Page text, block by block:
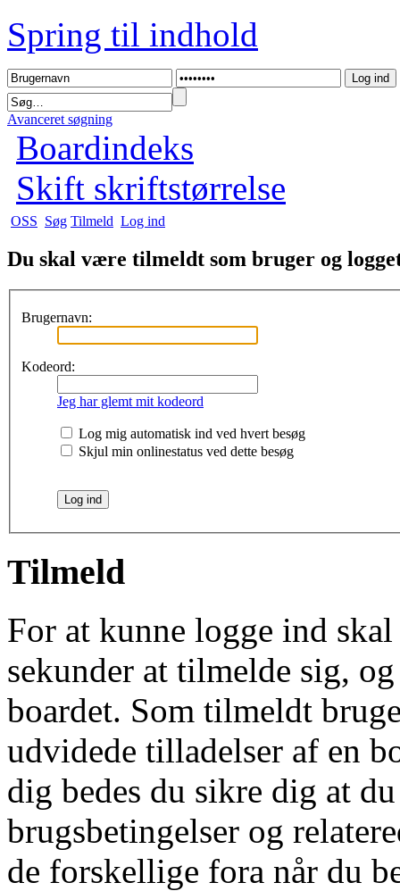
Spring til indhold
Avanceret søgning
Boardindeks
Skift skriftstørrelse
OSS Søg Tilmeld Log ind
Du skal være tilmeldt som bruger og
Brugernavn:
Kodeord:
Jeg har glemt mit kodeord
Log mig automatisk ind ved hvert besøg
Skjul min onlinestatus ved dette besøg
Tilmeld
For at kunne logge ind
sekunder at tilmelde sig,
boardet. Som tilmeldt
udvidede tilladelser af en
dig bedes du sikre dig at
brugsbetingelser og
de forskellige fora når du